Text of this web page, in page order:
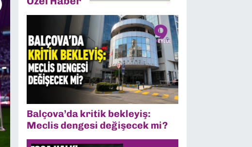
Balçova’da kritik bekleyiş:
Meclis dengesi değişecek mi?